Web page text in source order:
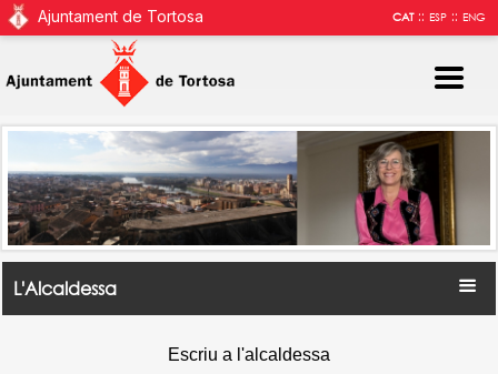
Ajuntament de Tortosa CAT::ESP ::ENG
L'Alcaldessa
Escriu a l'alcaldessa